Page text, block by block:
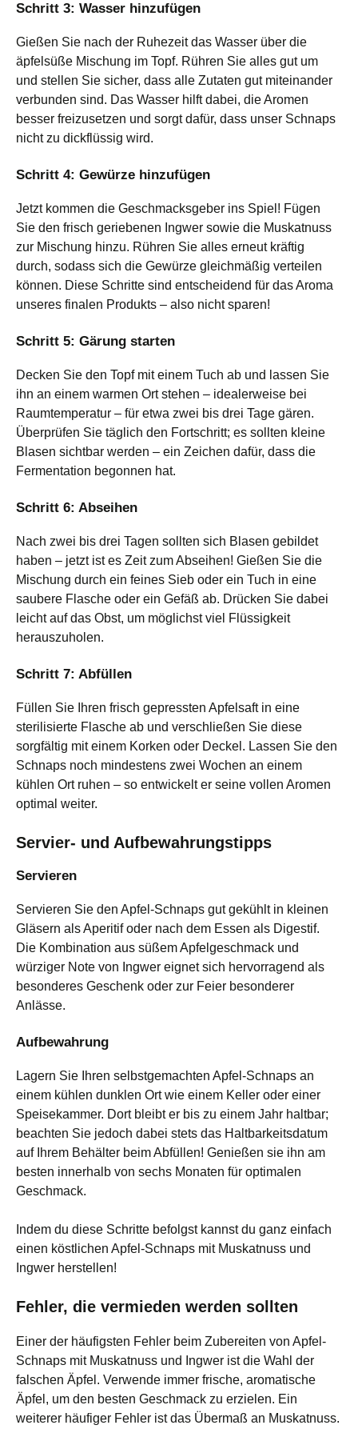
Schritt 3: Wasser hinzufügen
Gießen Sie nach der Ruhezeit das Wasser über die
äpfelsüße Mischung im Topf. Rühren Sie alles gut um
und stellen Sie sicher, dass alle Zutaten gut miteinander
verbunden sind. Das Wasser hilft dabei, die Aromen
besser freizusetzen und sorgt dafür, dass unser Schnaps
nicht zu dickflüssig wird.
Schritt 4: Gewürze hinzufügen
Jetzt kommen die Geschmacksgeber ins Spiel! Fügen
Sie den frisch geriebenen Ingwer sowie die Muskatnuss
zur Mischung hinzu. Rühren Sie alles erneut kräftig
durch, sodass sich die Gewürze gleichmäßig verteilen
können. Diese Schritte sind entscheidend für das Aroma
unseres finalen Produkts – also nicht sparen!
Schritt 5: Gärung starten
Decken Sie den Topf mit einem Tuch ab und lassen Sie
ihn an einem warmen Ort stehen – idealerweise bei
Raumtemperatur – für etwa zwei bis drei Tage gären.
Überprüfen Sie täglich den Fortschritt; es sollten kleine
Blasen sichtbar werden – ein Zeichen dafür, dass die
Fermentation begonnen hat.
Schritt 6: Abseihen
Nach zwei bis drei Tagen sollten sich Blasen gebildet
haben – jetzt ist es Zeit zum Abseihen! Gießen Sie die
Mischung durch ein feines Sieb oder ein Tuch in eine
saubere Flasche oder ein Gefäß ab. Drücken Sie dabei
leicht auf das Obst, um möglichst viel Flüssigkeit
herauszuholen.
Schritt 7: Abfüllen
Füllen Sie Ihren frisch gepressten Apfelsaft in eine
sterilisierte Flasche ab und verschließen Sie diese
sorgfältig mit einem Korken oder Deckel. Lassen Sie den
Schnaps noch mindestens zwei Wochen an einem
kühlen Ort ruhen – so entwickelt er seine vollen Aromen
optimal weiter.
Servier- und Aufbewahrungstipps
Servieren
Servieren Sie den Apfel-Schnaps gut gekühlt in kleinen
Gläsern als Aperitif oder nach dem Essen als Digestif.
Die Kombination aus süßem Apfelgeschmack und
würziger Note von Ingwer eignet sich hervorragend als
besonderes Geschenk oder zur Feier besonderer
Anlässe.
Aufbewahrung
Lagern Sie Ihren selbstgemachten Apfel-Schnaps an
einem kühlen dunklen Ort wie einem Keller oder einer
Speisekammer. Dort bleibt er bis zu einem Jahr haltbar;
beachten Sie jedoch dabei stets das Haltbarkeitsdatum
auf Ihrem Behälter beim Abfüllen! Genießen sie ihn am
besten innerhalb von sechs Monaten für optimalen
Geschmack.
Indem du diese Schritte befolgst kannst du ganz einfach
einen köstlichen Apfel-Schnaps mit Muskatnuss und
Ingwer herstellen!
Fehler, die vermieden werden sollten
Einer der häufigsten Fehler beim Zubereiten von Apfel-
Schnaps mit Muskatnuss und Ingwer ist die Wahl der
falschen Äpfel. Verwende immer frische, aromatische
Äpfel, um den besten Geschmack zu erzielen. Ein
weiterer häufiger Fehler ist das Übermaß an Muskatnuss.